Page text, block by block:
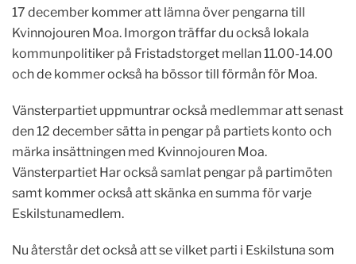
17 december kommer att lämna över pengarna till
Kvinnojouren Moa. Imorgon träffar du också lokala
kommunpolitiker på Fristadstorget mellan 11.00-14.00
och de kommer också ha bössor till förmån för Moa.
Vänsterpartiet uppmuntrar också medlemmar att senast
den 12 december sätta in pengar på partiets konto och
märka insättningen med Kvinnojouren Moa.
Vänsterpartiet Har också samlat pengar på partimöten
samt kommer också att skänka en summa för varje
Eskilstunamedlem.
Nu återstår det också att se vilket parti i Eskilstuna som